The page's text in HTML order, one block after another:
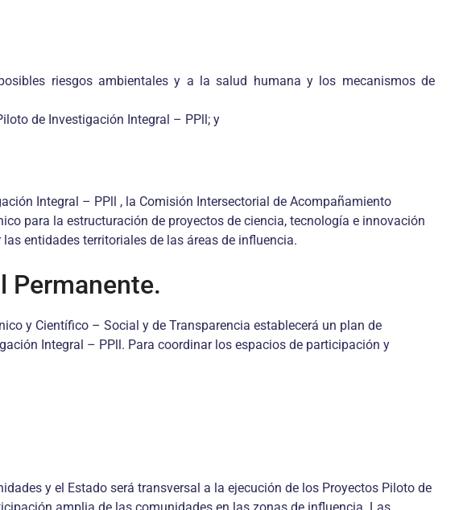
riesgos ambientales y a la salud humana y los mecanismos de
de Investigación Integral – PPll; y
Integral – PPll , la Comisión Intersectorial de Acompañamiento
para la estructuración de proyectos de ciencia, tecnología e innovación
entidades territoriales de las áreas de influencia.
Permanente.
y Científico – Social y de Transparencia establecerá un plan de
Integral – PPll. Para coordinar los espacios de participación y
y el Estado será transversal a la ejecución de los Proyectos Piloto de